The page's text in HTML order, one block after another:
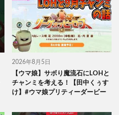
2026年8月5日
【ウマ娘】サボり魔流石にLOHと
チャンミを考える！【田中くぅす
け】#ウマ娘プリティーダービー